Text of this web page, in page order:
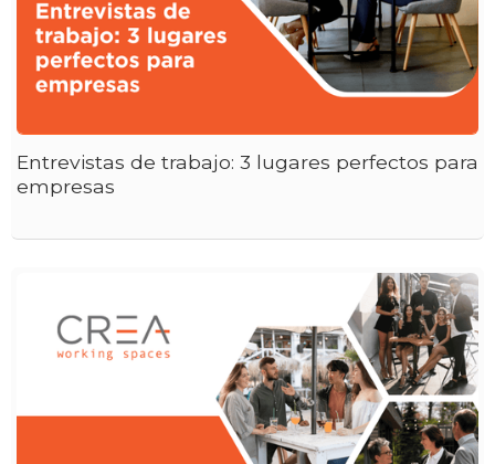
Entrevistas de trabajo: 3 lugares perfectos para
empresas